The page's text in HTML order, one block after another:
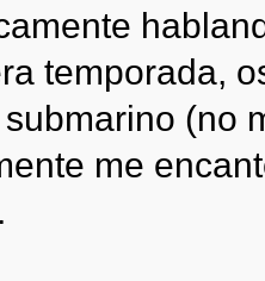
temporada,
(no
me